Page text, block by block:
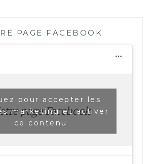
PAGE FACEBOOK
page Facebook
pour accepter les
marketing et activer
ce contenu